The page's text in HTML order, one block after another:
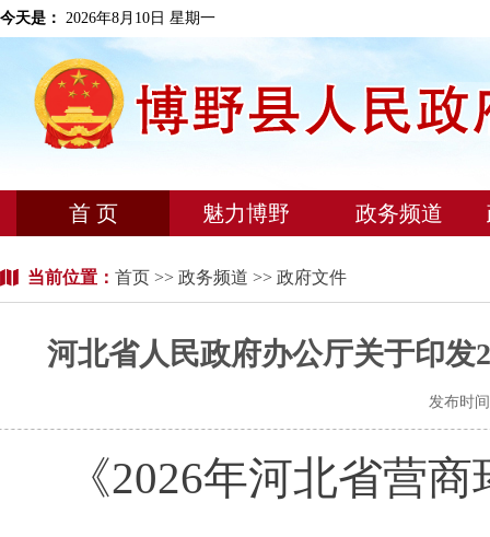
今天是： 2026年8月10日 星期一
首 页 魅力博野 政务频道
当前位置： 首页 >> 政务频道 >> 政府文件
河北省人民政府办公厅关于印发
发布时
《2026年河北省营